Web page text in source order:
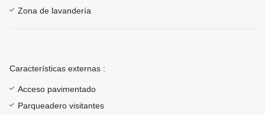
Zona de lavandería
Características externas :
Acceso pavimentado
Parqueadero visitantes